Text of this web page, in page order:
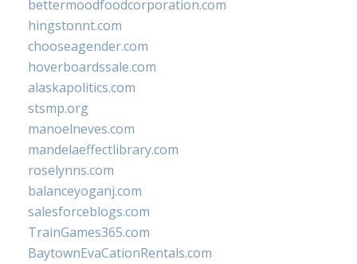
bettermoodfoodcorporation.com
hingstonnt.com
chooseagender.com
hoverboardssale.com
alaskapolitics.com
stsmp.org
manoelneves.com
mandelaeffectlibrary.com
roselynns.com
balanceyoganj.com
salesforceblogs.com
TrainGames365.com
BaytownEvaCationRentals.com